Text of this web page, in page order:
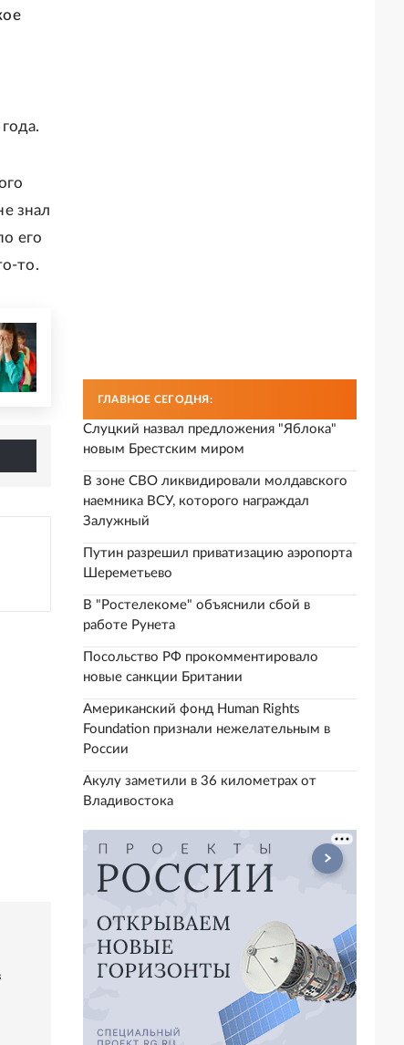
знал
его
то.
ГЛАВНОЕ СЕГОДНЯ:
Слуцкий назвал предложения "Яблока"
новым Брестским миром
В зоне СВО ликвидировали молдавского
наемника ВСУ, которого награждал
Залужный
Путин разрешил приватизацию аэропорта
Шереметьево
В "Ростелекоме" объяснили сбой в
работе Рунета
Посольство РФ прокомментировало
новые санкции Британии
Американский фонд Human Rights
Foundation признали нежелательным в
России
Акулу заметили в 36 километрах от
Владивостока